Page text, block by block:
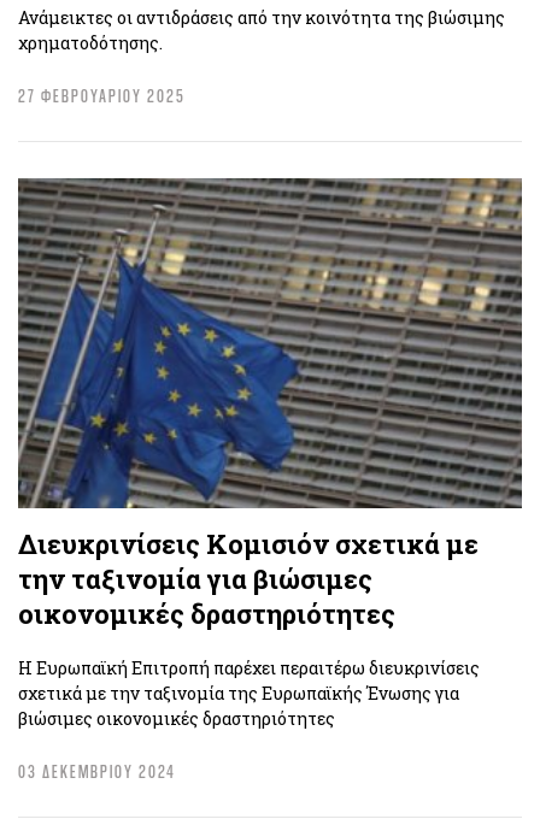
Ανάμεικτες οι αντιδράσεις από την κοινότητα της βιώσιμης
χρηματοδότησης.
27 ΦΕΒΡΟΥΑΡΙΟΥ 2025
Διευκρινίσεις Kομισιόν σχετικά με
την ταξινομία για βιώσιμες
οικονομικές δραστηριότητες
Η Ευρωπαϊκή Επιτροπή παρέχει περαιτέρω διευκρινίσεις
σχετικά με την ταξινομία της Ευρωπαϊκής Ένωσης για
βιώσιμες οικονομικές δραστηριότητες
03 ΔΕΚΕΜΒΡΙΟΥ 2024